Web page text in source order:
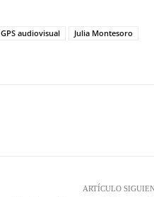
GPS audiovisual Julia Montesoro
ARTÍCULO